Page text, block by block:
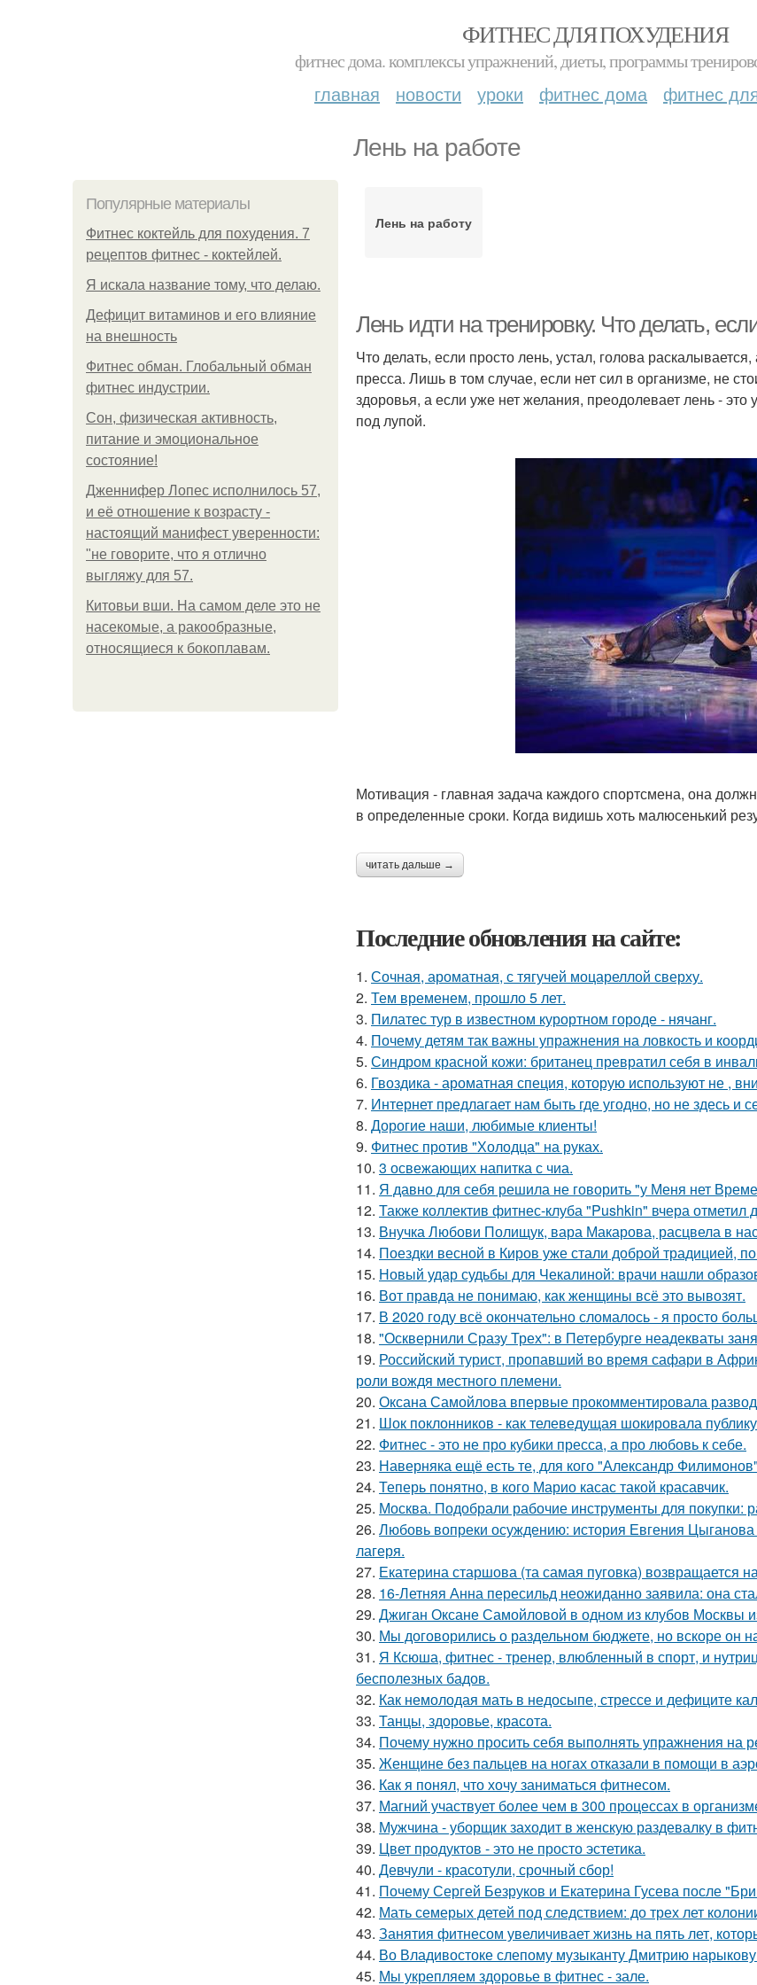
ФИТНЕС ДЛЯ ПОХУДЕНИЯ
фитнес дома. комплексы упражнений, диеты, программы
главная новости уроки фитнес дома фитнес
Лень на работе
Популярные материалы
Фитнес коктейль для похудения. 7
рецептов фитнес - коктейлей.
Я искала название тому, что делаю.
Дефицит витаминов и его влияние
на внешность
Фитнес обман. Глобальный обман
фитнес индустрии.
Сон, физическая активность,
питание и эмоциональное
состояние!
Дженнифер Лопес исполнилось 57,
и её отношение к возрасту -
настоящий манифест уверенности:
"не говорите, что я отлично
выгляжу для 57.
Китовьи вши. На самом деле это не
насекомые, а ракообразные,
относящиеся к бокоплавам.
Лень на работу
Лень идти на тренировку. Что делать,
Что делать, если просто лень, устал, голова
пресса. Лишь в том случае, если нет сил в организме, не
здоровья, а если уже нет желания, преодолевает лень -
под лупой.
Мотивация - главная задача каждого спортсмена, она
в определенные сроки. Когда видишь хоть малюсенький
читать дальше →
Последние обновления на сайте:
1. Сочная, ароматная, с тягучей моцареллой сверху.
2. Тем временем, прошло 5 лет.
3. Пилатес тур в известном курортном городе - нячанг.
4. Почему детям так важны упражнения на ловкость и
5. Синдром красной кожи: британец превратил себя в
6. Гвоздика - ароматная специя, которую используют не ,
7. Интернет предлагает нам быть где угодно, но не здесь и
8. Дорогие наши, любимые клиенты!
9. Фитнес против "Холодца" на руках.
10. 3 освежающих напитка с чиа.
11. Я давно для себя решила не говорить "у Меня нет
12. Также коллектив фитнес-клуба "Pushkin" вчера
13. Внучка Любови Полищук, вара Макарова, расцвела в
14. Поездки весной в Киров уже стали доброй традицией,
15. Новый удар судьбы для Чекалиной: врачи нашли
16. Вот правда не понимаю, как женщины всё это вывозят.
17. В 2020 году всё окончательно сломалось - я просто
18. "Осквернили Сразу Трех": в Петербурге неадекваты
19. Российский турист, пропавший во время сафари в
роли вождя местного племени.
20. Оксана Самойлова впервые прокомментировала
21. Шок поклонников - как телеведущая шокировала
22. Фитнес - это не про кубики пресса, а про любовь к себе.
23. Наверняка ещё есть те, для кого "Александр
24. Теперь понятно, в кого Марио касас такой красавчик.
25. Москва. Подобрали рабочие инструменты для покупки:
26. Любовь вопреки осуждению: история Евгения
лагеря.
27. Екатерина старшова (та самая пуговка) возвращается
28. 16-Летняя Анна пересильд неожиданно заявила: она
29. Джиган Оксане Самойловой в одном из клубов Москвы
30. Мы договорились о раздельном бюджете, но вскоре он
31. Я Ксюша, фитнес - тренер, влюбленный в спорт, и
бесполезных бадов.
32. Как немолодая мать в недосыпе, стрессе и дефиците
33. Танцы, здоровье, красота.
34. Почему нужно просить себя выполнять упражнения на
35. Женщине без пальцев на ногах отказали в помощи в
36. Как я понял, что хочу заниматься фитнесом.
37. Магний участвует более чем в 300 процессах в
38. Мужчина - уборщик заходит в женскую раздевалку в
39. Цвет продуктов - это не просто эстетика.
40. Девчули - красотули, срочный сбор!
41. Почему Сергей Безруков и Екатерина Гусева после
42. Мать семерых детей под следствием: до трех лет
43. Занятия фитнесом увеличивает жизнь на пять лет,
44. Во Владивостоке слепому музыканту Дмитрию
45. Мы укрепляем здоровье в фитнес - зале.